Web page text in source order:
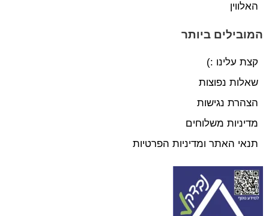
האלווין
המובילים ביותר
קצת עלינו :)
שאלות נפוצות
הצהרת נגישות
מדיניות משלוחים
תנאי האתר ומדיניות הפרטיות